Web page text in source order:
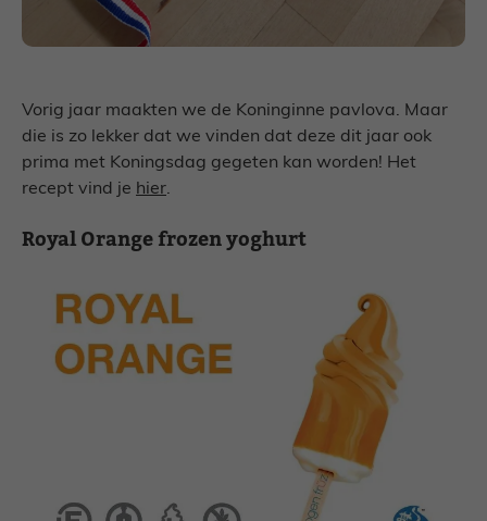
Vorig jaar maakten we de Koninginne pavlova. Maar
die is zo lekker dat we vinden dat deze dit jaar ook
prima met Koningsdag gegeten kan worden! Het
recept vind je hier.
Royal Orange frozen yoghurt